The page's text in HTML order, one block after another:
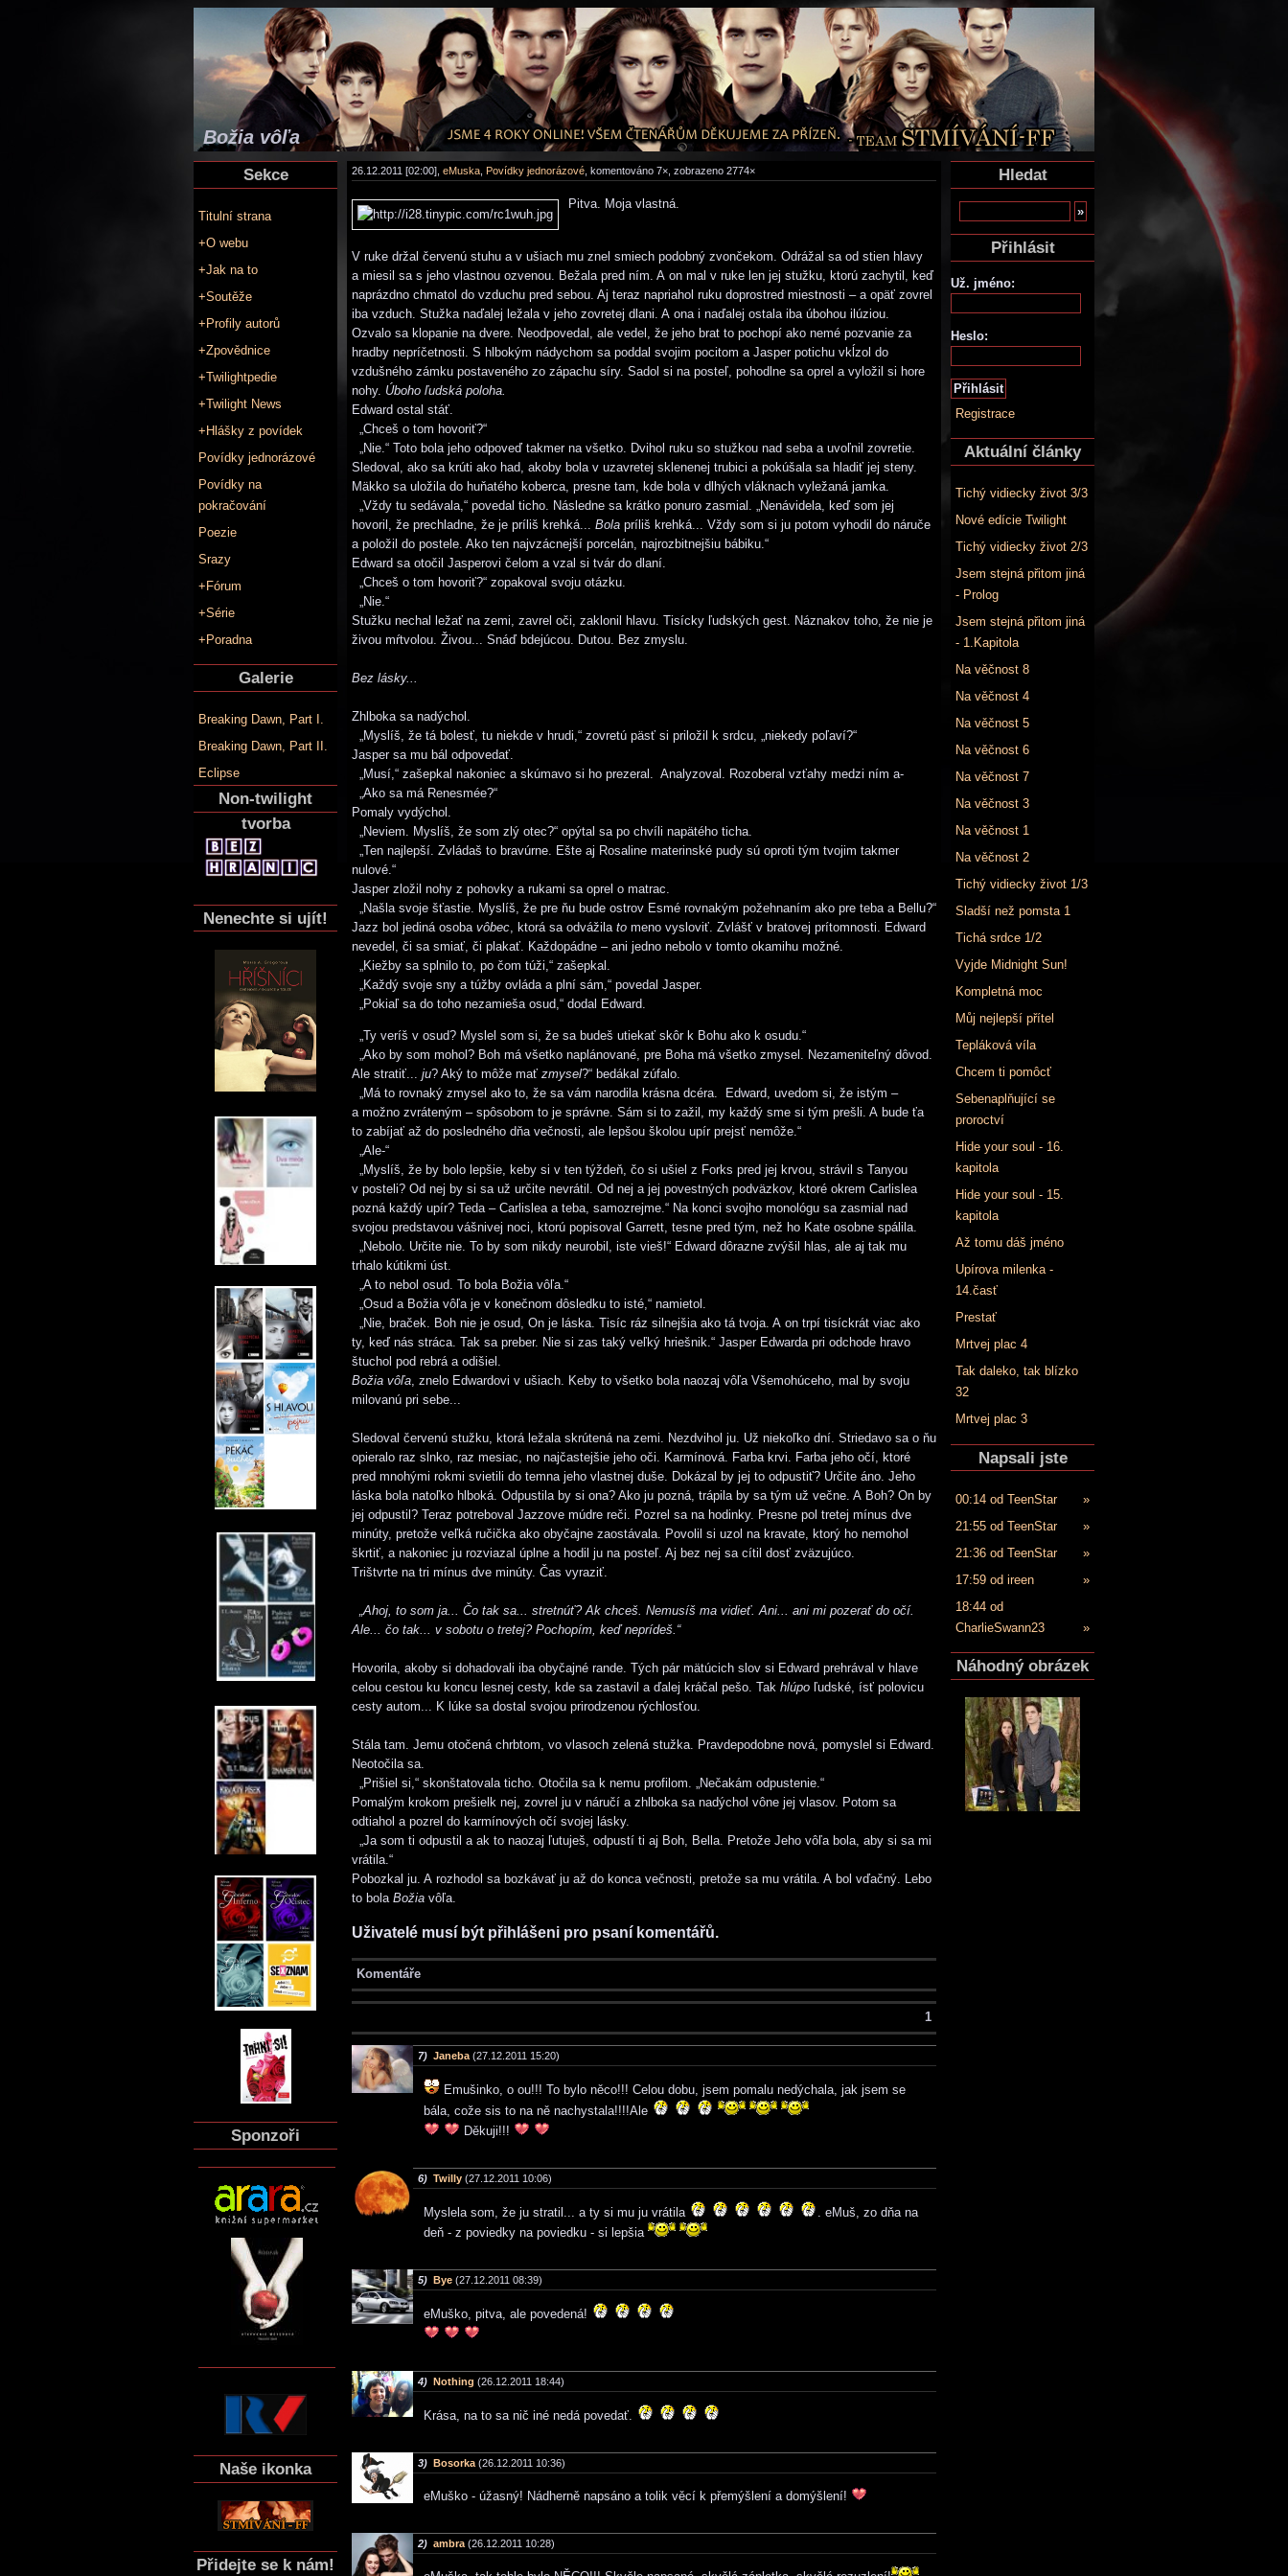
Božia vôľa
Sekce
Titulní strana
+O webu
+Jak na to
+Soutěže
+Profily autorů
+Zpovědnice
+Twilightpedie
+Twilight News
+Hlášky z povídek
Povídky jednorázové
Povídky na
pokračování
Poezie
Srazy
+Fórum
+Série
+Poradna
Galerie
Breaking Dawn, Part I.
Breaking Dawn, Part II.
Eclipse
Non-twilight
tvorba
Nenechte si ujít!
Sponzoři
Naše ikonka
Přidejte se k nám!
26.12.2011 [02:00], eMuska Povídky jednorázové , komentováno 7×, zobrazeno 2774×
Pitva. Moja vlastná.
V ruke držal červenú stuhu a v ušiach mu znel smiech podobný zvončekom. Odrážal sa od stien hlavy
a miesil sa s jeho vlastnou ozvenou. Bežala pred ním. A on mal v ruke len jej stužku, ktorú zachytil, keď
naprázdno chmatol do vzduchu pred sebou. Aj teraz napriahol ruku doprostred miestnosti – a opäť zovrel
iba vzduch. Stužka naďalej ležala v jeho zovretej dlani. A ona i naďalej ostala iba úbohou ilúziou.
Ozvalo sa klopanie na dvere. Neodpovedal, ale vedel, že jeho brat to pochopí ako nemé pozvanie za
hradby nepríčetnosti. S hlbokým nádychom sa poddal svojim pocitom a Jasper potichu vkĺzol do
vzdušného zámku postaveného zo zápachu síry. Sadol si na posteľ, pohodlne sa oprel a vyložil si hore
nohy. Úboho ľudská poloha.
Edward ostal stáť.
„Chceš o tom hovoriť?“
„Nie.“ Toto bola jeho odpoveď takmer na všetko. Dvihol ruku so stužkou nad seba a uvoľnil zovretie.
Sledoval, ako sa krúti ako had, akoby bola v uzavretej sklenenej trubici a pokúšala sa hladiť jej steny.
Mäkko sa uložila do huňatého koberca, presne tam, kde bola v dlhých vláknach vyležaná jamka.
„Vždy tu sedávala,“ povedal ticho. Následne sa krátko ponuro zasmial. „Nenávidela, keď som jej
hovoril, že prechladne, že je príliš krehká... Bola príliš krehká... Vždy som si ju potom vyhodil do náruče
a položil do postele. Ako ten najvzácnejší porcelán, najrozbitnejšiu bábiku.“
Edward sa otočil Jasperovi čelom a vzal si tvár do dlaní.
„Chceš o tom hovoriť?“ zopakoval svoju otázku.
„Nie.“
Stužku nechal ležať na zemi, zavrel oči, zaklonil hlavu. Tisícky ľudských gest. Náznakov toho, že nie je
živou mŕtvolou. Živou... Snáď bdejúcou. Dutou. Bez zmyslu.
Bez lásky...
Zhlboka sa nadýchol.
„Myslíš, že tá bolesť, tu niekde v hrudi,“ zovretú päsť si priložil k srdcu, „niekedy poľaví?“
Jasper sa mu bál odpovedať.
„Musí,“ zašepkal nakoniec a skúmavo si ho prezeral. Analyzoval. Rozoberal vzťahy medzi ním a-
„Ako sa má Renesmée?“
Pomaly vydýchol.
„Neviem. Myslíš, že som zlý otec?“ opýtal sa po chvíli napätého ticha.
„Ten najlepší. Zvládaš to bravúrne. Ešte aj Rosaline materinské pudy sú oproti tým tvojim takmer
nulové.“
Jasper zložil nohy z pohovky a rukami sa oprel o matrac.
„Našla svoje šťastie. Myslíš, že pre ňu bude ostrov Esmé rovnakým požehnaním ako pre teba a Bellu?“
Jazz bol jediná osoba vôbec , ktorá sa odvážila to meno vysloviť. Zvlášť v bratovej prítomnosti. Edward
nevedel, či sa smiať, či plakať. Každopádne – ani jedno nebolo v tomto okamihu možné.
„Kiežby sa splnilo to, po čom túži,“ zašepkal.
„Každý svoje sny a túžby ovláda a plní sám,“ povedal Jasper.
„Pokiaľ sa do toho nezamieša osud,“ dodal Edward.
„Ty veríš v osud? Myslel som si, že sa budeš utiekať skôr k Bohu ako k osudu.“
„Ako by som mohol? Boh má všetko naplánované, pre Boha má všetko zmysel. Nezameniteľný dôvod.
Ale stratiť... ju? Aký to môže mať zmysel?“ bedákal zúfalo.
„Má to rovnaký zmysel ako to, že sa vám narodila krásna dcéra. Edward, uvedom si, že istým –
a možno zvráteným – spôsobom to je správne. Sám si to zažil, my každý sme si tým prešli. A bude ťa
to zabíjať až do posledného dňa večnosti, ale lepšou školou upír prejsť nemôže.“
„Ale-“
„Myslíš, že by bolo lepšie, keby si v ten týždeň, čo si ušiel z Forks pred jej krvou, strávil s Tanyou
v posteli? Od nej by si sa už určite nevrátil. Od nej a jej povestných podväzkov, ktoré okrem Carlislea
pozná každý upír? Teda – Carlislea a teba, samozrejme.“ Na konci svojho monológu sa zasmial nad
svojou predstavou vášnivej noci, ktorú popisoval Garrett, tesne pred tým, než ho Kate osobne spálila.
„Nebolo. Určite nie. To by som nikdy neurobil, iste vieš!“ Edward dôrazne zvýšil hlas, ale aj tak mu
trhalo kútikmi úst.
„A to nebol osud. To bola Božia vôľa.“
„Osud a Božia vôľa je v konečnom dôsledku to isté,“ namietol.
„Nie, braček. Boh nie je osud, On je láska. Tisíc ráz silnejšia ako tá tvoja. A on trpí tisíckrát viac ako
ty, keď nás stráca. Tak sa preber. Nie si zas taký veľký hriešnik.“ Jasper Edwarda pri odchode hravo
štuchol pod rebrá a odišiel.
Božia vôľa, znelo Edwardovi v ušiach. Keby to všetko bola naozaj vôľa Všemohúceho, mal by svoju
milovanú pri sebe...
Sledoval červenú stužku, ktorá ležala skrútená na zemi. Nezdvihol ju. Už niekoľko dní. Striedavo sa o ňu
opieralo raz slnko, raz mesiac, no najčastejšie jeho oči. Karmínová. Farba krvi. Farba jeho očí, ktoré
pred mnohými rokmi svietili do temna jeho vlastnej duše. Dokázal by jej to odpustiť? Určite áno. Jeho
láska bola natoľko hlboká. Odpustila by si ona? Ako ju pozná, trápila by sa tým už večne. A Boh? On by
jej odpustil? Teraz potreboval Jazzove múdre reči. Pozrel sa na hodinky. Presne pol tretej mínus dve
minúty, pretože veľká ručička ako obyčajne zaostávala. Povolil si uzol na kravate, ktorý ho nemohol
škrtiť, a nakoniec ju rozviazal úplne a hodil ju na posteľ. Aj bez nej sa cítil dosť zväzujúco.
Trištvrte na tri mínus dve minúty. Čas vyraziť.
„Ahoj, to som ja... Čo tak sa... stretnúť? Ak chceš. Nemusíš ma vidieť. Ani... ani mi pozerať do očí.
Ale... čo tak... v sobotu o tretej? Pochopím, keď neprídeš.“
Hovorila, akoby si dohadovali iba obyčajné rande. Tých pár mätúcich slov si Edward prehrával v hlave
celou cestou ku koncu lesnej cesty, kde sa zastavil a ďalej kráčal pešo. Tak hlúpo ľudské, ísť polovicu
cesty autom... K lúke sa dostal svojou prirodzenou rýchlosťou.
Stála tam. Jemu otočená chrbtom, vo vlasoch zelená stužka. Pravdepodobne nová, pomyslel si Edward.
Neotočila sa.
„Prišiel si,“ skonštatovala ticho. Otočila sa k nemu profilom. „Nečakám odpustenie.“
Pomalým krokom prešielk nej, zovrel ju v náručí a zhlboka sa nadýchol vône jej vlasov. Potom sa
odtiahol a pozrel do karmínových očí svojej lásky.
„Ja som ti odpustil a ak to naozaj ľutuješ, odpustí ti aj Boh, Bella. Pretože Jeho vôľa bola, aby si sa mi
vrátila.“
Pobozkal ju. A rozhodol sa bozkávať ju až do konca večnosti, pretože sa mu vrátila. A bol vďačný. Lebo
to bola Božia vôľa.
Uživatelé musí být přihlášeni pro psaní komentářů.
Komentáře
1
7) Janeba (27.12.2011 15:20)
Emušinko, o ou!!! To bylo něco!!! Celou dobu, jsem pomalu nedýchala, jak jsem se
bála, cože sis to na ně nachystala!!!!Ale
Děkuji!!!
6) Twilly (27.12.2011 10:06)
Myslela som, že ju stratil... a ty si mu ju vrátila
. eMuš, zo dňa na
deň - z poviedky na poviedku - si lepšia
5) Bye (27.12.2011 08:39)
eMuško, pitva, ale povedená!
4) Nothing (26.12.2011 18:44)
Krása, na to sa nič iné nedá povedať.
3) Bosorka (26.12.2011 10:36)
eMuško - úžasný! Nádherně napsáno a tolik věcí k přemýšlení a domýšlení!
2) ambra (26.12.2011 10:28)
Hledat
Přihlásit
Už. jméno:
Heslo:
Registrace
Aktuální články
Tichý vidiecky život 3/3
Nové edície Twilight
Tichý vidiecky život 2/3
Jsem stejná přitom jiná
- Prolog
Jsem stejná přitom jiná
- 1.Kapitola
Na věčnost 8
Na věčnost 4
Na věčnost 5
Na věčnost 6
Na věčnost 7
Na věčnost 3
Na věčnost 1
Na věčnost 2
Tichý vidiecky život 1/3
Sladší než pomsta 1
Tichá srdce 1/2
Vyjde Midnight Sun!
Kompletná moc
Můj nejlepší přítel
Tepláková víla
Chcem ti pomôcť
Sebenaplňující se
proroctví
Hide your soul - 16.
kapitola
Hide your soul - 15.
kapitola
Až tomu dáš jméno
Upírova milenka -
14.časť
Prestať
Mrtvej plac 4
Tak daleko, tak blízko
32
Mrtvej plac 3
Napsali jste
00:14 od TeenStar
»
21:55 od TeenStar
»
21:36 od TeenStar
»
17:59 od ireen
»
18:44 od
CharlieSwann23
»
Náhodný obrázek